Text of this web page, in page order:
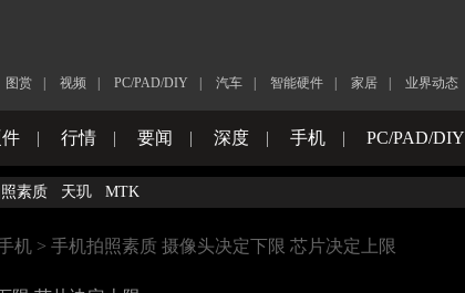
图赏 视频 PC/PAD/DIY 汽车 智能硬件 家居 业界动态
| 行情 | 要闻 | 深度 | 手机 | PC/PAD/DIY
素质 天玑 MTK
机 > 手机拍照素质 摄像头决定下限 芯片决定上限